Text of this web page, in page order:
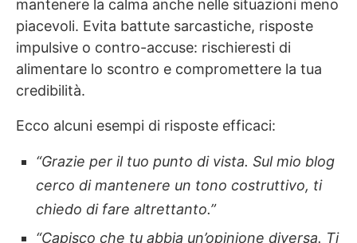
mantenere la calma anche nelle situazioni meno
piacevoli. Evita battute sarcastiche, risposte
impulsive o contro-accuse: rischieresti di
alimentare lo scontro e compromettere la tua
credibilità.
Ecco alcuni esempi di risposte efficaci:
“Grazie per il tuo punto di vista. Sul mio blog
cerco di mantenere un tono costruttivo, ti
chiedo di fare altrettanto.”
“Capisco che tu abbia un’opinione diversa. Ti